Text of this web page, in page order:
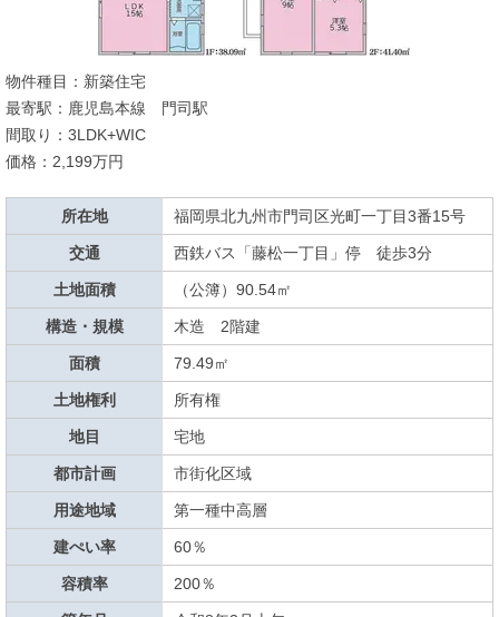
物件種目：新築住宅
最寄駅：鹿児島本線 門司駅
間取り：3LDK+WIC
価格：2,199万円
所在地 福岡県北九州市門司区光町一丁目3番15号
交通 西鉄バス「藤松一丁目」停 徒歩3分
土地面積 （公簿）90.54㎡
構造・規模 木造 2階建
面積 79.49㎡
土地権利 所有権
地目 宅地
都市計画 市街化区域
用途地域 第一種中高層
建ぺい率 60％
容積率 200％